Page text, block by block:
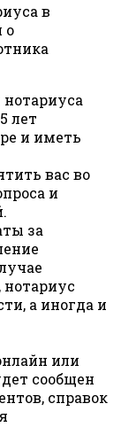
в
о
лет
и иметь
вас во
и
за
нотариус
а иногда и
или
сообщен
справок